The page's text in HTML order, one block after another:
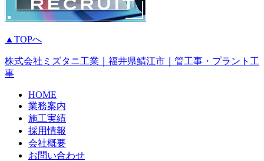
▲TOPへ
株式会社ミズタニ工業 ｜福井県鯖江市 管工事 ・ プラント工
事
HOME
業務案内
施工実績
採用情報
会社概要
お問い合わせ